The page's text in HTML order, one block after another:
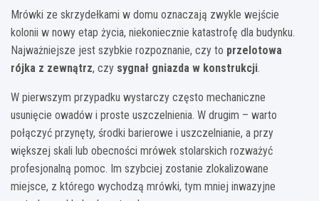
Mrówki ze skrzydełkami w domu oznaczają zwykle wejście
kolonii w nowy etap życia, niekoniecznie katastrofę dla budynku.
Najważniejsze jest szybkie rozpoznanie, czy to przelotowa
rójka z zewnątrz, czy sygnał gniazda w konstrukcji.
W pierwszym przypadku wystarczy często mechaniczne
usunięcie owadów i proste uszczelnienia. W drugim – warto
połączyć przynęty, środki barierowe i uszczelnianie, a przy
większej skali lub obecności mrówek stolarskich rozważyć
profesjonalną pomoc. Im szybciej zostanie zlokalizowane
miejsce, z którego wychodzą mrówki, tym mniej inwazyjne